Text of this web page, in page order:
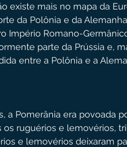
existe mais no mapa da
da Polônia e da
Império Romano-
parte da Prússia e,
entre a Polônia e a
a Pomerânia era povoada
ruguérios e lemovérios,
e lemovérios deixaram